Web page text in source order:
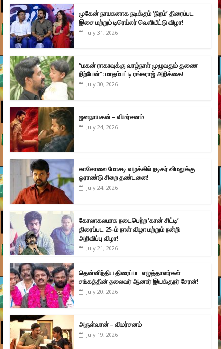
முகேன் நாயகனாக நடிக்கும் ‘நிறம்’ திரைப்பட
இசை மற்றும் டிரெய்லர் வெளியீட்டு விழா!
July 31, 2026
“மகன் ராகாவுக்கு வாழ்நாள் முழுவதும் துணை
நிற்பேன்”: மாதம்பட்டி ரங்கராஜ் அறிக்கை!
July 30, 2026
ஜனநாயகன் – விமர்சனம்
July 24, 2026
காசோலை மோசடி வழக்கில் நடிகர் விமலுக்கு
ஓராண்டு சிறை தண்டனை!
July 24, 2026
கோலாகலமாக நடைபெற்ற ‘கான் சிட்டி’
திரைப்பட 25-ம் நாள் விழா மற்றும் நன்றி
அறிவிப்பு விழா!
July 21, 2026
தென்னிந்திய திரைப்பட எழுத்தாளர்கள்
சங்கத்தின் தலைவர் ஆனார் இயக்குநர் சேரன்!
July 20, 2026
அருள்வான் – விமர்சனம்
July 19, 2026